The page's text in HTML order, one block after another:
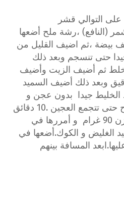
التوالي قشر
(النافع) ،رشة ملح أضعها
بيضة ،ثم اضيف القليل من
حتى تنسجم وبعد ذلك
ثم أضيف الزيت وأضيف
وبعد ذلك أضيف السميد
الخليط جيدا بدون عجن و
تتجمع العجين .10 دقائق
ثم بعد ذلك أصنع كرات وزن 90 غرام و أمررها في
الغليض و الكوك.أضعها في
المسافة بينهم